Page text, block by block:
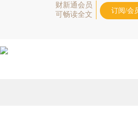
财新通会员
可畅读全文
订阅/会